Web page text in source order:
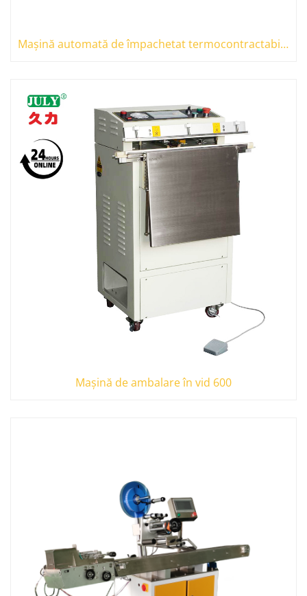
Mașină automată de împachetat termocontractabil pentru etanșare a marginilor Mașină de etanșare a tunelului de termocontractare pentru alimentare cutie de hârtie de carton
Mașină de ambalare în vid 600